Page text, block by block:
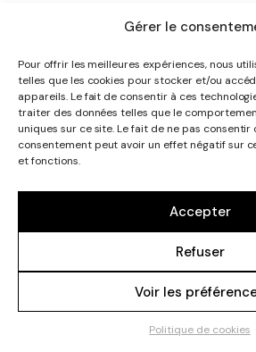
Gérer le
Pour offrir les meilleures expériences, nous
telles que les cookies pour stocker et/ou
appareils. Le fait de consentir à ces
traiter des données telles que le
uniques sur ce site. Le fait de ne pas consentir
consentement peut avoir un effet négatif sur
et fonctions.
Accepter
Refuser
Voir les
Politique de cookies
©Dorure De La Prairie 2025 | Fait
Agence Web 91|
HAUT